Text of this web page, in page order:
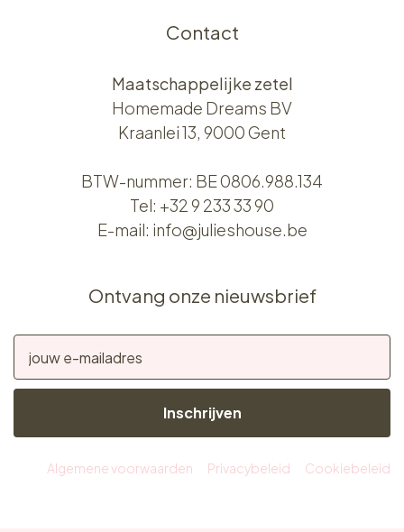
Contact
Maatschappelijke zetel
Homemade Dreams BV
Kraanlei 13, 9000 Gent
BTW-nummer: BE 0806.988.134
Tel: +32 9 233 33 90
E-mail: info@julieshouse.be
Ontvang onze nieuwsbrief
Inschrijven
Algemene voorwaarden Privacybeleid Cookiebeleid